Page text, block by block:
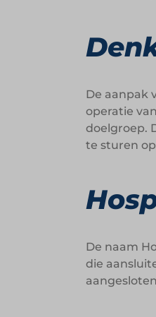
De aanpak
operatie
doelgroep.
te sturen
De naam
die